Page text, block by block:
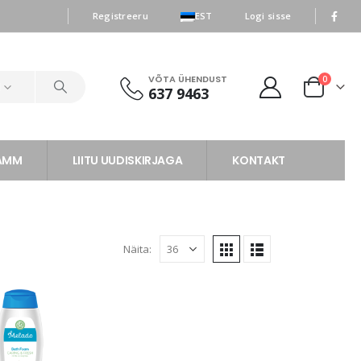
Registreeru EST Logi sisse
VÕTA ÜHENDUST
637 9463
0
LIITU UUDISKIRJAGA KONTAKT
Näita: